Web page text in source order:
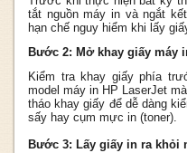
tắt nguồn máy in và ngắt
hạn chế nguy hiểm khi lấy
Bước 2: Mở khay giấy máy
Kiểm tra khay giấy phía
model máy in HP LaserJet
tháo khay giấy để dễ dàng
sấy hay cụm mực in (toner).
Bước 3: Lấy giấy in ra khỏi